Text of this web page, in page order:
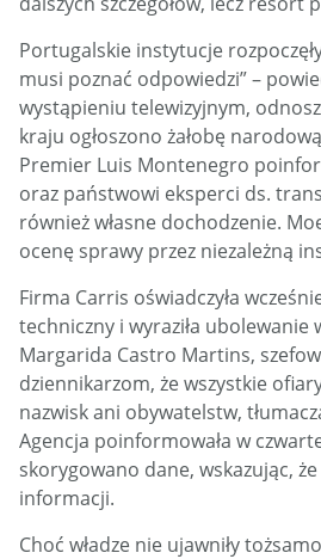
Portugalskie instytucje
musi poznać odpowiedzi” –
wystąpieniu telewizyjnym,
kraju ogłoszono żałobę
Premier Luis Montenegro
oraz państwowi eksperci ds.
również własne dochodzenie.
ocenę sprawy przez niezależną
Firma Carris oświadczyła
techniczny i wyraziła ubolewanie
Margarida Castro Martins,
dziennikarzom, że wszystkie
nazwisk ani obywatelstw,
Agencja poinformowała w
skorygowano dane, wskazując,
informacji.
Choć władze nie ujawniły